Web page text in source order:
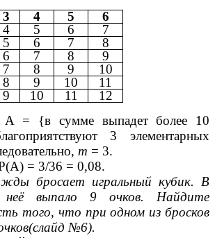
3 4 5
6
4 5 6
7
5 6 7
8
6 7 8
9
7 8 9
10
8 9 10
11
9 10 11
12
= {в сумме выпадет более 10
3 элементарных
т = 3.
= 3/36 = 0,08.
бросает игральный кубик. В
выпало 9 очков. Найдите
того, что при одном из бросков
№6).